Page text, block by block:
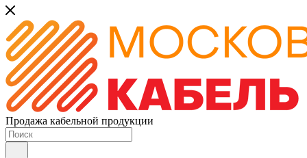
Продажа кабельной продукции